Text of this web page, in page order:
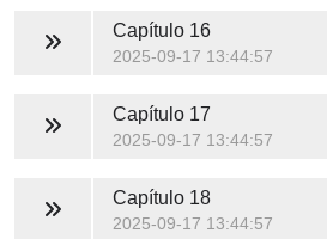
Capítulo 16
2025-09-17 13:44:57
Capítulo 17
2025-09-17 13:44:57
Capítulo 18
2025-09-17 13:44:57